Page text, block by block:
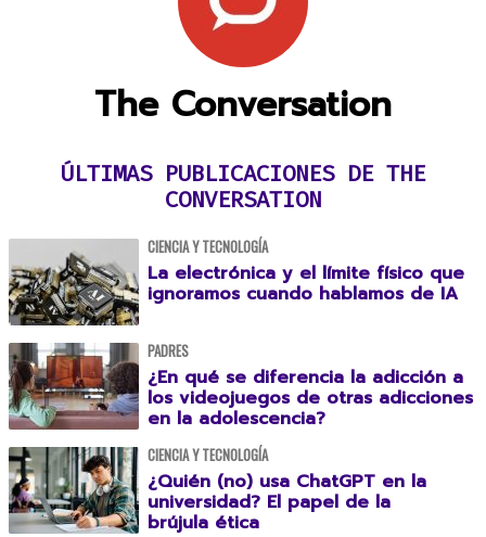
The Conversation
ÚLTIMAS PUBLICACIONES DE THE
CONVERSATION
CIENCIA Y TECNOLOGÍA
La electrónica y el límite físico que
ignoramos cuando hablamos de IA
PADRES
¿En qué se diferencia la adicción a
los videojuegos de otras adicciones
en la adolescencia?
CIENCIA Y TECNOLOGÍA
¿Quién (no) usa ChatGPT en la
universidad? El papel de la
brújula ética